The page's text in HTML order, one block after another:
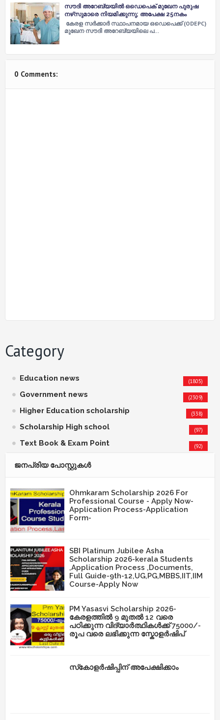
സൗദി അറേബ്യയിൽ ഒഡെപെക് മുഖേന പുരുഷ
നഴ്‌സുമാരെ നിയമിക്കുന്നു; അപേക്ഷ 25നകം
കേരള സർക്കാർ സ്ഥാപനമായ ഒഡെപെക്ക് (ODEPC)
മുഖേന സൗദി അറേബ്യയിലെ പ…
0 Comments:
Category
Education news (1805)
Government news (2309)
Higher Education scholarship (338)
Scholarship High school (97)
Text Book & Exam Point (92)
ജനപ്രിയ പോസ്റ്റുകള്‍‌
Ohmkaram Scholarship 2026 For
Professional Course - Apply Now-
Application Process-Application
Form-
SBI Platinum Jubilee Asha
Scholarship 2026-kerala Students
,Application Process ,Documents,
Full Guide-9th-12,UG,PG,MBBS,IIT,IIM
Course-Apply Now
PM Yasasvi Scholarship 2026-
കേരളത്തിൽ 9 മുതൽ 12 വരെ
പഠിക്കുന്ന വിദ്യാർത്ഥികൾക്ക് 75000/-
രൂപ വരെ ലഭിക്കുന്ന സ്കോളർഷിപ്
സ്‌കോളർഷിപ്പിന് അപേക്ഷിക്കാം